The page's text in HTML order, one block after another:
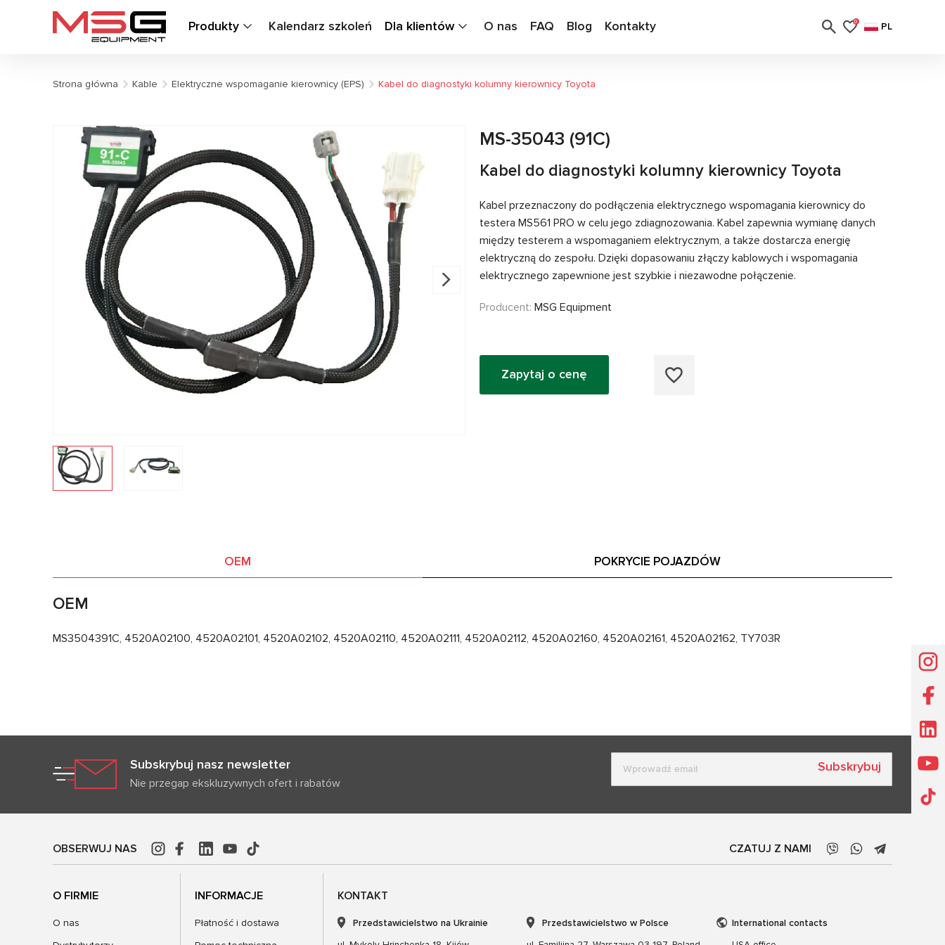
Produkty Kalendarz szkoleń Dla klientów O nas FAQ Blog Kontakty 0 PL
Strona główna Kable Elektryczne wspomaganie kierownicy (EPS) Kabel do diagnostyki kolumny kierownicy Toyota
MS-35043 (91C)
Kabel do diagnostyki kolumny kierownicy Toyota
Kabel przeznaczony do podłączenia elektrycznego wspomagania kierownicy do
testera MS561 PRO w celu jego zdiagnozowania. Kabel zapewnia wymianę danych
między testerem a wspomaganiem elektrycznym, a także dostarcza energię
elektryczną do zespołu. Dzięki dopasowaniu złączy kablowych i wspomagania
elektrycznego zapewnione jest szybkie i niezawodne połączenie.
Producent: MSG Equipment
Zapytaj o cenę
OEM POKRYCIE POJAZDÓW
OEM
MS3504391C, 4520A02100, 4520A02101, 4520A02102, 4520A02110, 4520A02111, 4520A02112, 4520A02160, 4520A02161, 4520A02162, TY703R
Subskrybuj nasz newsletter
Nie przegap ekskluzywnych ofert i rabatów
Subskrybuj
OBSERWUJ NAS CZATUJ Z NAMI
O FIRMIE
O nas
INFORMACJE
Płatność i dostawa
KONTAKT
Przedstawicielstwo na Ukrainie
Przedstawicielstwo w Polsce
International contacts